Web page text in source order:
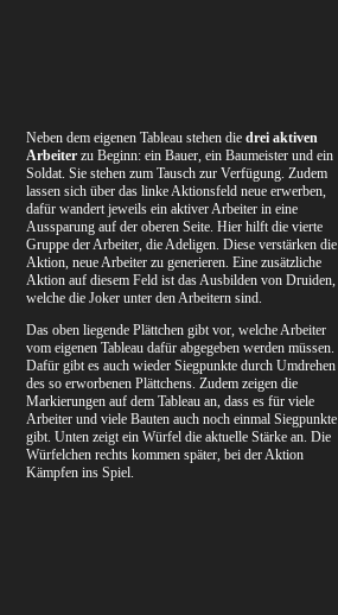
Neben dem eigenen Tableau stehen diedrei aktiven
Arbeiter zu Beginn: ein Bauer, ein Baumeister und ein
Soldat. Sie stehen zum Tausch zur Verfügung. Zudem
lassen sich über das linke Aktionsfeld neue erwerben,
dafür wandert jeweils ein aktiver Arbeiter in eine
Aussparung auf der oberen Seite. Hier hilft die vierte
Gruppe der Arbeiter, die Adeligen. Diese verstärken die
Aktion, neue Arbeiter zu generieren. Eine zusätzliche
Aktion auf diesem Feld ist das Ausbilden von Druiden,
welche die Joker unter den Arbeitern sind.
Das oben liegende Plättchen gibt vor, welche Arbeiter
vom eigenen Tableau dafür abgegeben werden müssen.
Dafür gibt es auch wieder Siegpunkte durch Umdrehen
des so erworbenen Plättchens. Zudem zeigen die
Markierungen auf dem Tableau an, dass es für viele
Arbeiter und viele Bauten auch noch einmal Siegpunkte
gibt. Unten zeigt ein Würfel die aktuelle Stärke an. Die
Würfelchen rechts kommen später, bei der Aktion
Kämpfen ins Spiel.